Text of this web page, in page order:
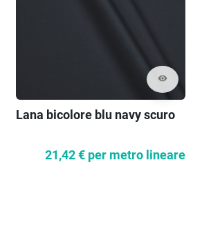
visibility
Lana bicolore blu navy scuro
21,42 € per metro lineare